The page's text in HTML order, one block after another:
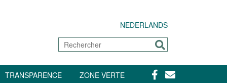
NEDERLANDS
Rechercher
Envoyer
TRANSPARENCE ZONE VERTE Facebook
Contact